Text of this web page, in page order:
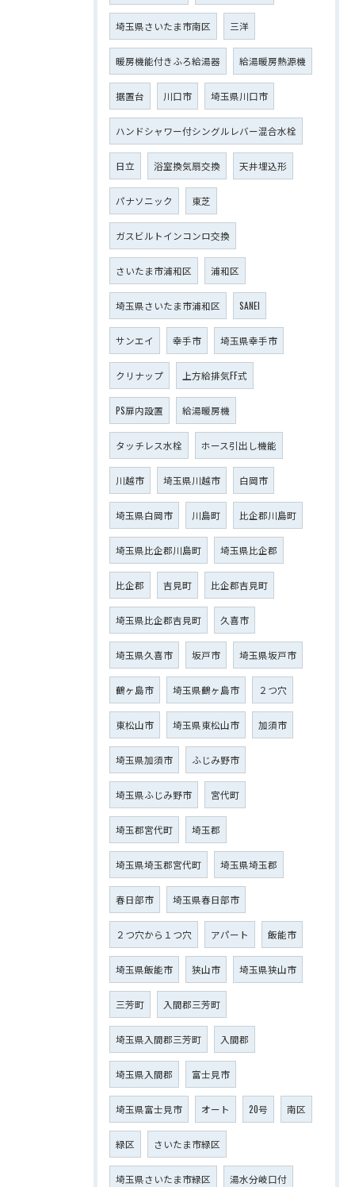
埼玉県さいたま市南区 三洋
暖房機能付きふろ給湯器 給湯暖房熱源機
据置台 川口市 埼玉県川口市
ハンドシャワー付シングルレバー混合水栓
日立 浴室換気扇交換 天井埋込形
パナソニック 東芝
ガスビルトインコンロ交換
さいたま市浦和区 浦和区
埼玉県さいたま市浦和区 SANEI
サンエイ 幸手市 埼玉県幸手市
クリナップ 上方給排気FF式
PS扉内設置 給湯暖房機
タッチレス水栓 ホース引出し機能
川越市 埼玉県川越市 白岡市
埼玉県白岡市 川島町 比企郡川島町
埼玉県比企郡川島町 埼玉県比企郡
比企郡 吉見町 比企郡吉見町
埼玉県比企郡吉見町 久喜市
埼玉県久喜市 坂戸市 埼玉県坂戸市
鶴ヶ島市 埼玉県鶴ヶ島市 ２つ穴
東松山市 埼玉県東松山市 加須市
埼玉県加須市 ふじみ野市
埼玉県ふじみ野市 宮代町
埼玉郡宮代町 埼玉郡
埼玉県埼玉郡宮代町 埼玉県埼玉郡
春日部市 埼玉県春日部市
２つ穴から１つ穴 アパート 飯能市
埼玉県飯能市 狭山市 埼玉県狭山市
三芳町 入間郡三芳町
埼玉県入間郡三芳町 入間郡
埼玉県入間郡 富士見市
埼玉県富士見市 オート 20号 南区
緑区 さいたま市緑区
埼玉県さいたま市緑区 湯水分岐口付